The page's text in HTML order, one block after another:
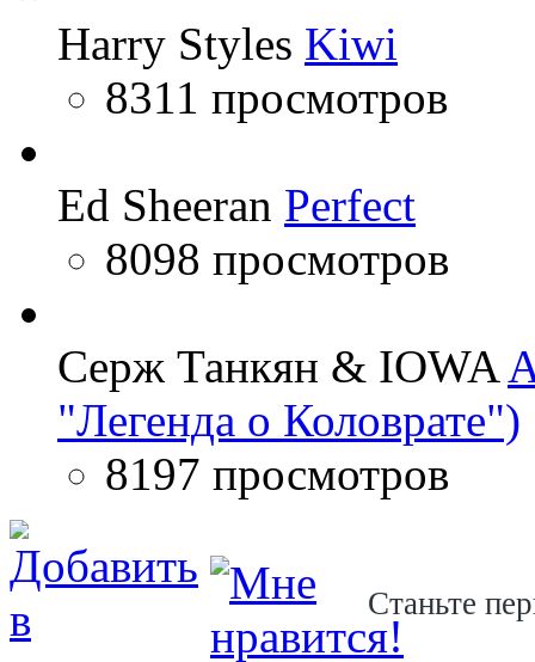
Harry Styles Kiwi
8311 просмотров
Ed Sheeran Perfect
8098 просмотров
Серж Танкян & IOWA
"Легенда о Коловрате")
8197 просмотров
Станьте